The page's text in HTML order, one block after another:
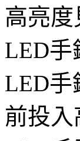
高亮
LED手
LED手
前投